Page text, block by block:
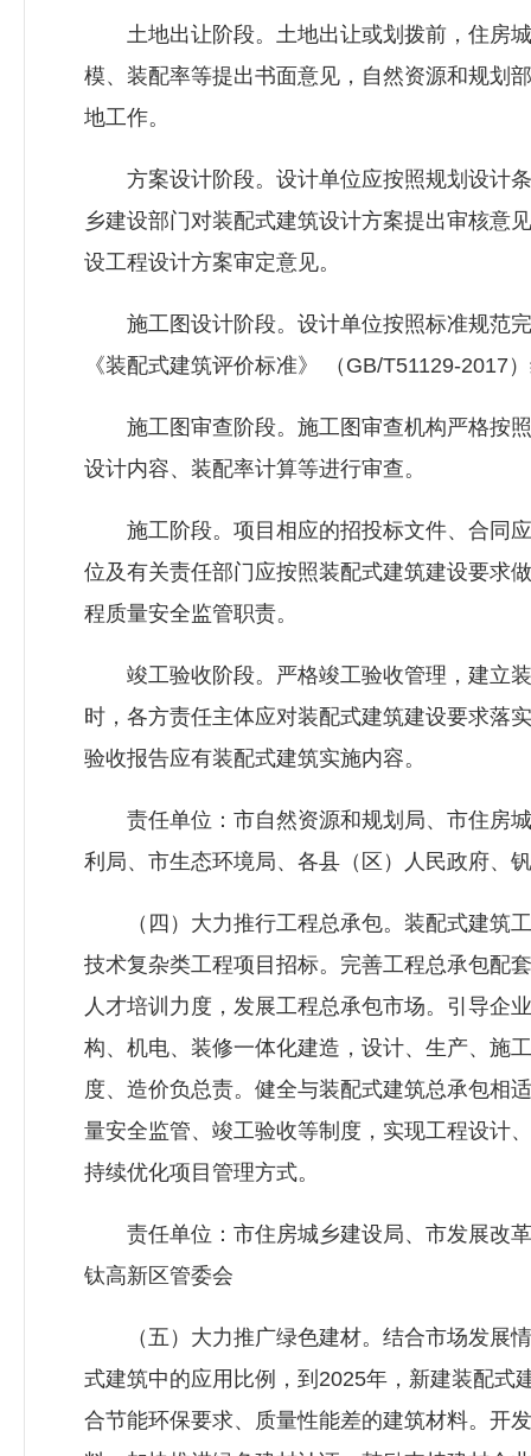
土地出让阶段。土地出让或划拨前，住房城
模、装配率等提出书面意见，自然资源和规划
地工作。
方案设计阶段。设计单位应按照规划设计条
乡建设部门对装配式建筑设计方案提出审核意
设工程设计方案审定意见。
施工图设计阶段。设计单位按照标准规范完
《装配式建筑评价标准》 （GB/T51129-2017
施工图审查阶段。施工图审查机构严格按照
设计内容、装配率计算等进行审查。
施工阶段。项目相应的招投标文件、合同应
位及有关责任部门应按照装配式建筑建设要求
程质量安全监管职责。
竣工验收阶段。严格竣工验收管理，建立装
时，各方责任主体应对装配式建筑建设要求落
验收报告应有装配式建筑实施内容。
责任单位：市自然资源和规划局、市住房
利局、市生态环境局、各县（区）人民政府、
（四）大力推行工程总承包。装配式建筑工
技术复杂类工程项目招标。完善工程总承包配
人才培训力度，发展工程总承包市场。引导企
构、机电、装修一体化建造，设计、生产、施
度、造价负总责。健全与装配式建筑总承包相
量安全监管、竣工验收等制度，实现工程设计
持续优化项目管理方式。
责任单位：市住房城乡建设局、市发展改
钛高新区管委会
（五）大力推广绿色建材。结合市场发展情
式建筑中的应用比例，到2025年，新建装配式
合节能环保要求、质量性能差的建筑材料。开